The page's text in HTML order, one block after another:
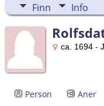
Finn Info
ca. 1694 -
Person Aner